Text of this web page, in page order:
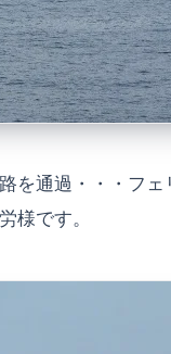
を通過・・・フェ
様です。